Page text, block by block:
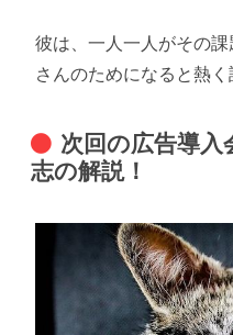
彼は、一人一人がその
さんのためになると熱く
次回の広告導入
志の解説！